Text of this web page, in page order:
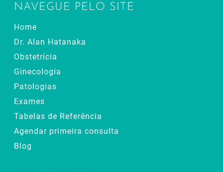
NAVEGUE PELO SITE
Home
Dr. Alan Hatanaka
Obstetrícia
Ginecologia
Patologias
Exames
Tabelas de Referência
Agendar primeira consulta
Blog